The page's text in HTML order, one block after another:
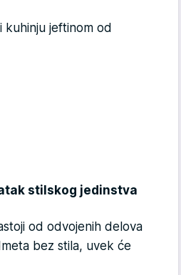
kuhinju jeftinom od
stilskog jedinstva
od odvojenih delova
bez stila, uvek će